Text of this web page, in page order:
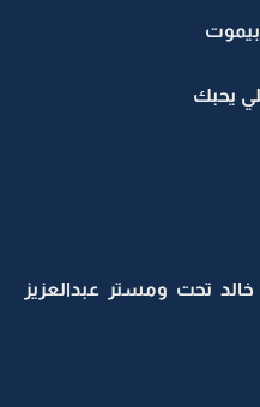
يحبك
تحت ومستر عبدالعزيز